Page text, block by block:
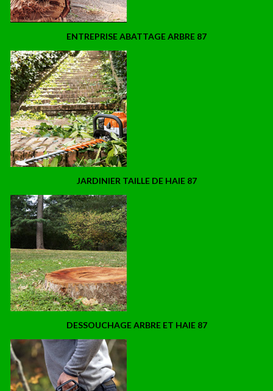
ENTREPRISE ABATTAGE ARBRE 87
JARDINIER TAILLE DE HAIE 87
DESSOUCHAGE ARBRE ET HAIE 87